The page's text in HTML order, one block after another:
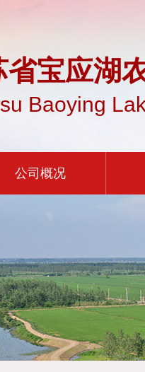
省宝应湖
Baoying
公司概况